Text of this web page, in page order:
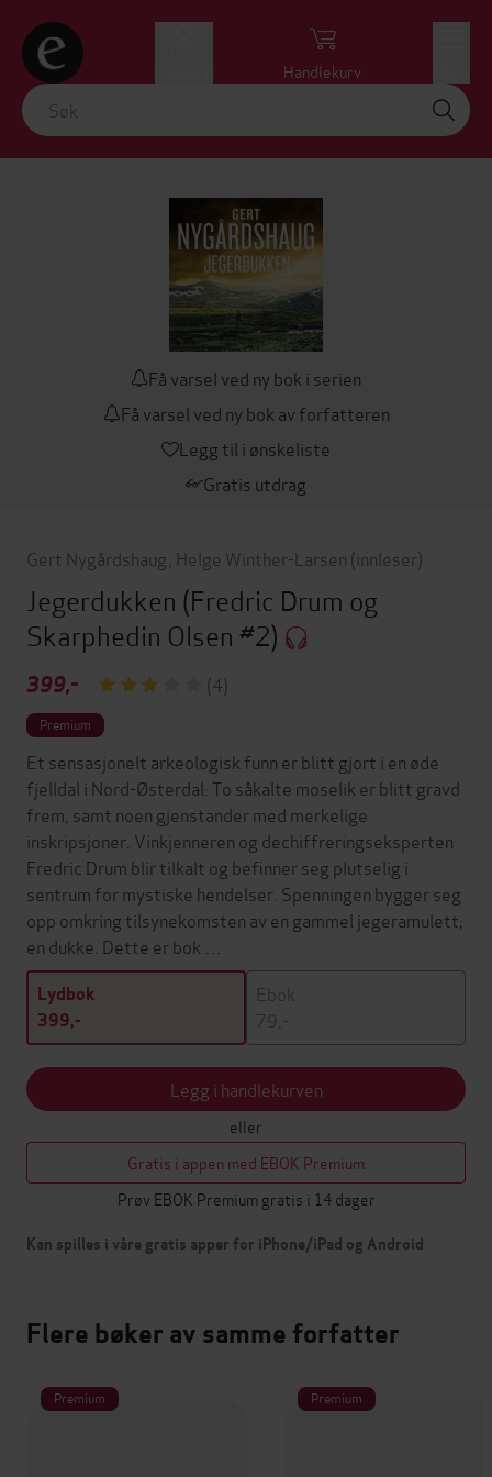
Handlekurv
Få varsel ved ny bok i serien
Få varsel ved ny bok av forfatteren
Legg til i ønskeliste
Gratis utdrag
Gert Nygårdshaug Helge Winther-Larsen (innleser)
Jegerdukken (Fredric Drum og
Skarphedin Olsen #2)
399,- (4)
Premium
Et sensasjonelt arkeologisk funn er blitt gjort i en øde
fjelldal i Nord-Østerdal: To såkalte moselik er blitt gravd
frem, samt noen gjenstander med merkelige
inskripsjoner. Vinkjenneren og dechiffreringseksperten
Fredric Drum blir tilkalt og befinner seg plutselig i
sentrum for mystiske hendelser. Spenningen bygger seg
opp omkring tilsynekomsten av en gammel jegeramulett;
en dukke. Dette er bok …
Lydbok
399,-
Ebok
79,-
Legg i handlekurven
eller
Gratis i appen med EBOK Premium
Prøv EBOK Premium gratis i 14 dager
Kan spilles i våre gratis apper for iPhone/iPad og Android
Flere bøker av samme forfatter
Premium Premium